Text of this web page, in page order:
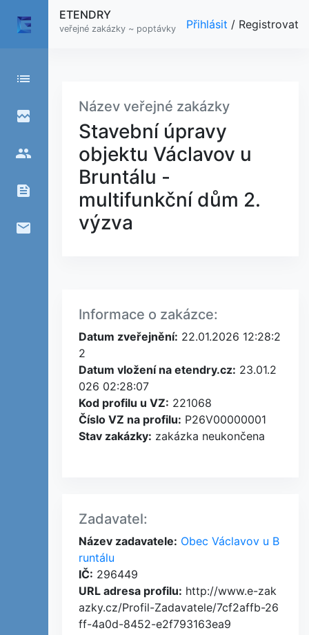
list
broken_image
people
feed
email
ETENDRY
veřejné zakázky ~ poptávky Přihlásit / Registrovat
Název veřejné zakázky
Stavební úpravy
objektu Václavov u
Bruntálu -
multifunkční dům 2.
výzva
Informace o zakázce:
Datum zveřejnění: 22.01.2026 12:28:2
2
Datum vložení na etendry.cz: 23.01.2
026 02:28:07
Kod profilu u VZ: 221068
Číslo VZ na profilu: P26V00000001
Stav zakázky: zakázka neukončena
Zadavatel:
Název zadavatele: Obec Václavov u B
runtálu
IČ: 296449
URL adresa profilu: http://www.e-zak
azky.cz/Profil-Zadavatele/7cf2affb-26
ff-4a0d-8452-e2f793163ea9